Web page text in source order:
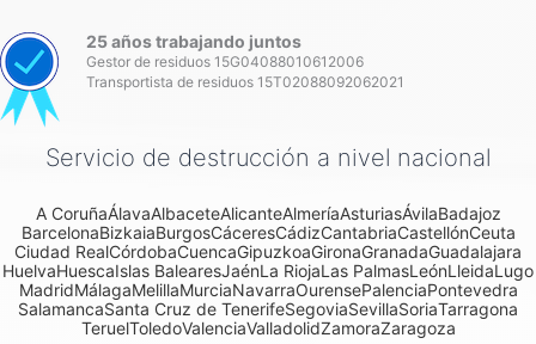
25 años trabajando juntos
Gestor de residuos 15G04088010612006
Transportista de residuos 15T02088092062021
Servicio de destrucción a nivel nacional
A CoruñaÁlavaAlbaceteAlicanteAlmeríaAsturiasÁvilaBadajoz
BarcelonaBizkaiaBurgosCáceresCádizCantabriaCastellónCeuta
Ciudad RealCórdobaCuencaGipuzkoaGironaGranadaGuadalajara
HuelvaHuescaIslas BalearesJaénLa RiojaLas PalmasLeónLleidaLugo
MadridMálagaMelillaMurciaNavarraOurensePalenciaPontevedra
SalamancaSanta Cruz de TenerifeSegoviaSevillaSoriaTarragona
TeruelToledoValenciaValladolidZamoraZaragoza